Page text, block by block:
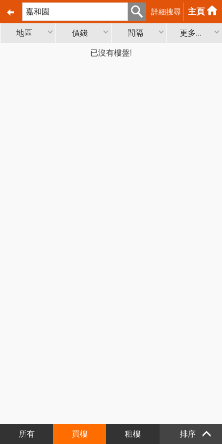
詳細搜尋 主頁
地區 價錢 間隔 更多...
已沒有樓盤!
所有 買樓 租樓 排序